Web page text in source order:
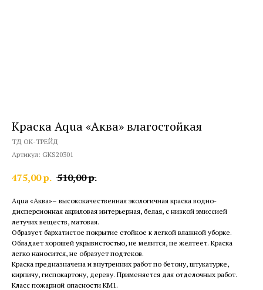
Краска Aqua «Аква» влагостойкая
ТД ОК-ТРЕЙД
Артикул: GKS20301
475,00р. 510,00р.
Aqua «Аква»– высококачественная экологичная краска водно-
дисперсионная акриловая интерьерная, белая, с низкой эмиссией
летучих веществ, матовая.
Образует бархатистое покрытие стойкое к легкой влажной уборке.
Обладает хорошей укрывистостью, не мелится, не желтеет. Краска
легко наносится, не образует подтеков.
Краска предназначена и внутренних работ по бетону, штукатурке,
кирпичу, гиспокартону, дереву. Применяется для отделочных работ.
Класс пожарной опасности КМ1.